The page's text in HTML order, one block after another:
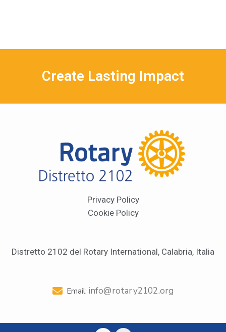
Create Lasting Impact
Privacy Policy
Cookie Policy
Distretto 2102 del Rotary International, Calabria, Italia
Email: info@rotary2102.org